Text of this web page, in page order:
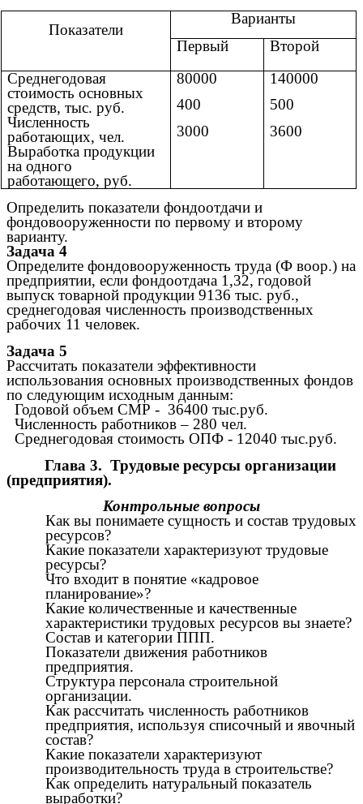
Показатели
Варианты
Первый
Второй
Среднегодовая
стоимость основных
средств, тыс. руб.
Численность
работающих, чел.
Выработка продукции
на одного
работающего, руб.
80000
400
3000
140000
500
3600
Определить показатели фондоотдачи и
фондовооруженности по первому и второму
варианту.
Задача 4
Определите фондовооруженность труда (Ф воор.) на
предприятии, если фондоотдача 1,32, годовой
выпуск товарной продукции 9136 тыс. руб.,
среднегодовая численность производственных
рабочих 11 человек.
Задача 5
Рассчитать показатели эффективности
использования основных производственных фондов
по следующим исходным данным:
Годовой объем СМР - 36400 тыс.руб.
Численность работников – 280 чел.
Среднегодовая стоимость ОПФ - 12040 тыс.руб.
Глава 3. Трудовые ресурсы организации
(предприятия).
Контрольные вопросы
Как вы понимаете сущность и состав трудовых
ресурсов?
Какие показатели характеризуют трудовые
ресурсы?
Что входит в понятие «кадровое
планирование»?
Какие количественные и качественные
характеристики трудовых ресурсов вы знаете?
Состав и категории ППП.
Показатели движения работников
предприятия.
Структура персонала строительной
организации.
Как рассчитать численность работников
предприятия, используя списочный и явочный
состав?
Какие показатели характеризуют
производительность труда в строительстве?
Как определить натуральный показатель
выработки?